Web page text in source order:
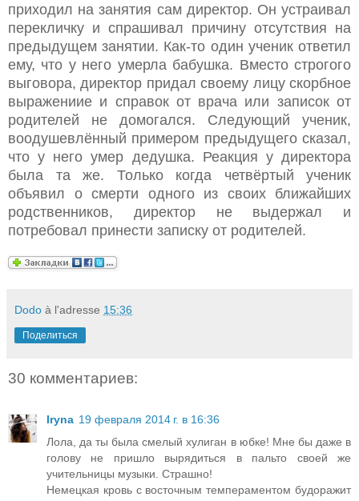
приходил на занятия сам директор. Он устраивал
перекличку и спрашивал причину отсутствия на
предыдущем занятии. Как-то один ученик ответил
ему, что у него умерла бабушка. Вместо строгого
выговора, директор придал своему лицу скорбное
выражениие и справок от врача или записок от
родителей не домогался. Следующий ученик,
воодушевлённый примером предыдущего сказал,
что у него умер дедушка. Реакция у директора
была та же. Только когда четвёртый ученик
объявил о смерти одного из своих ближайших
родственников, директор не выдержал и
потребовал принести записку от родителей.
Dodo à l'adresse 15:36
Поделиться
30 комментариев:
Iryna 19 февраля 2014 г. в 16:36
Лола, да ты была смелый хулиган в юбке! Мне бы даже в
голову не пришло вырядиться в пальто своей же
учительницы музыки. Страшно!
Немецкая кровь с восточным темпераментом будоражит